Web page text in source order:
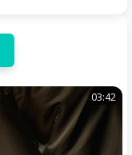
03:42